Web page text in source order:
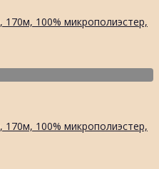
170м, 100% микрополиэстер,
170м, 100% микрополиэстер,